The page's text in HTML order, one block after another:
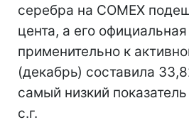
серебра на COMEX
цента, а его
применительно к
(декабрь) составила
самый низкий
с.г.